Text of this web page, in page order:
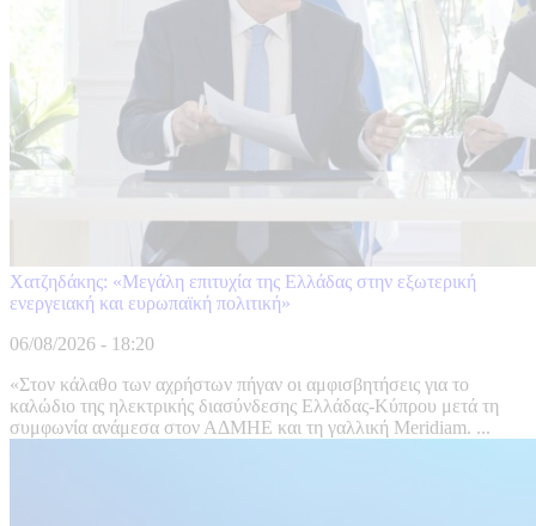
Χατζηδάκης: «Μεγάλη επιτυχία της Ελλάδας στην εξωτερική
ενεργειακή και ευρωπαϊκή πολιτική»
06/08/2026 - 18:20
«Στον κάλαθο των αχρήστων πήγαν οι αμφισβητήσεις για το
καλώδιο της ηλεκτρικής διασύνδεσης Ελλάδας-Κύπρου μετά τη
συμφωνία ανάμεσα στον ΑΔΜΗΕ και τη γαλλική Meridiam. ...